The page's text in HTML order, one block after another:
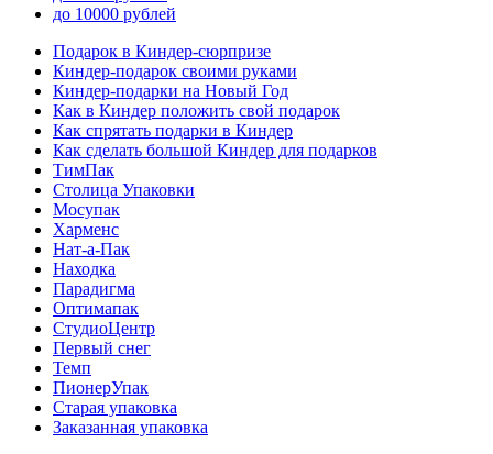
до 10000 рублей
Подарок в Киндер-сюрпризе
Киндер-подарок своими руками
Киндер-подарки на Новый Год
Как в Киндер положить свой подарок
Как спрятать подарки в Киндер
Как сделать большой Киндер для подарков
ТимПак
Столица Упаковки
Мосупак
Харменс
Нат-а-Пак
Находка
Парадигма
Оптимапак
СтудиоЦентр
Первый снег
Темп
ПионерУпак
Старая упаковка
Заказанная упаковка